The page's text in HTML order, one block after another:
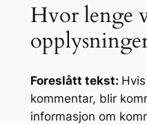
Hvor lenge
Foreslått tekst:
kommentar, blir
informasjon om